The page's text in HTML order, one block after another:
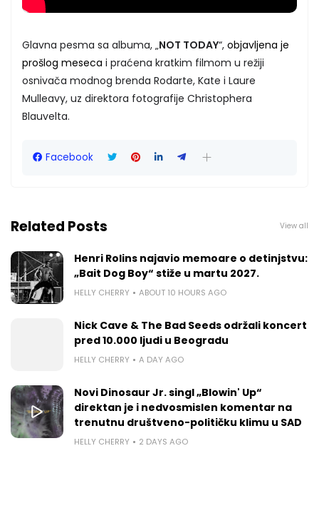
Glavna pesma sa albuma, „NOT TODAY“, objavljena je
prošlog meseca i praćena kratkim filmom u režiji
osnivača modnog brenda Rodarte, Kate i Laure
Mulleavy, uz direktora fotografije Christophera
Blauvelta.
Facebook
Related Posts View all
Henri Rolins najavio memoare o detinjstvu:
„Bait Dog Boy“ stiže u martu 2027.
HELLY CHERRY ABOUT 10 HOURS AGO
Nick Cave & The Bad Seeds održali koncert
pred 10.000 ljudi u Beogradu
HELLY CHERRY A DAY AGO
Novi Dinosaur Jr. singl „Blowin' Up“
direktan je i nedvosmislen komentar na
trenutnu društveno-političku klimu u SAD
HELLY CHERRY 2 DAYS AGO